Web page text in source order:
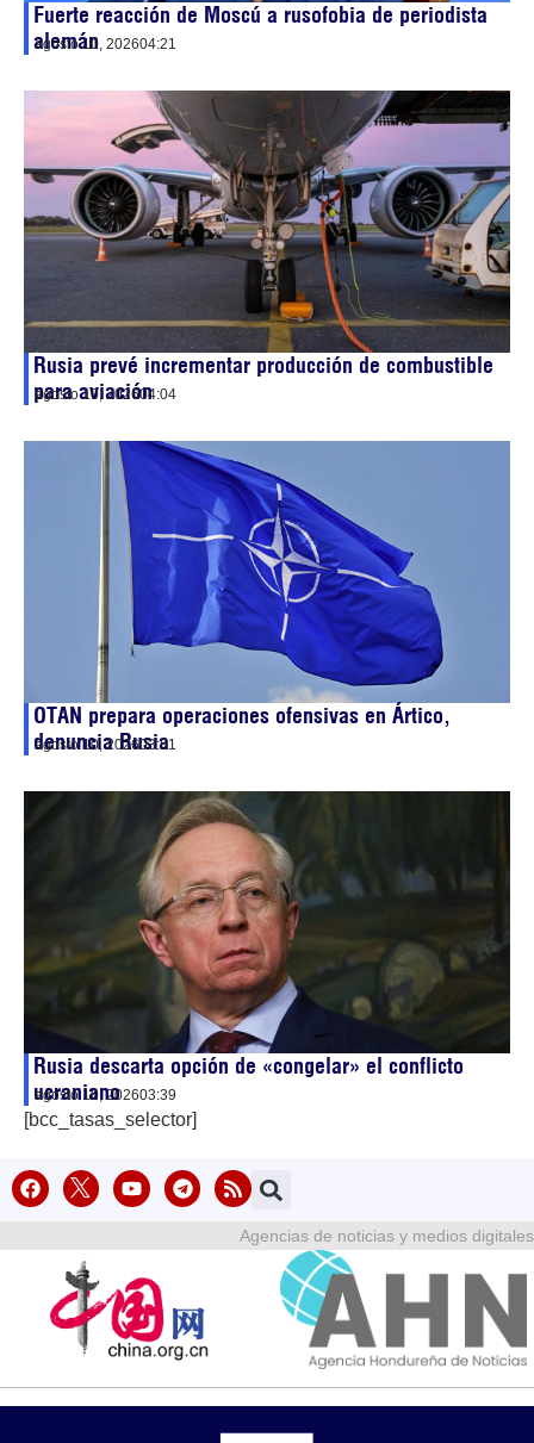
Fuerte reacción de Moscú a rusofobia de periodista
alemán
agosto 10, 202604:21
Rusia prevé incrementar producción de combustible
para aviación
agosto 10, 202604:04
OTAN prepara operaciones ofensivas en Ártico,
denuncia Rusia
agosto 10, 202603:51
Rusia descarta opción de «congelar» el conflicto
ucraniano
agosto 10, 202603:39
[bcc_tasas_selector]
Agencias de noticias y medios digitales